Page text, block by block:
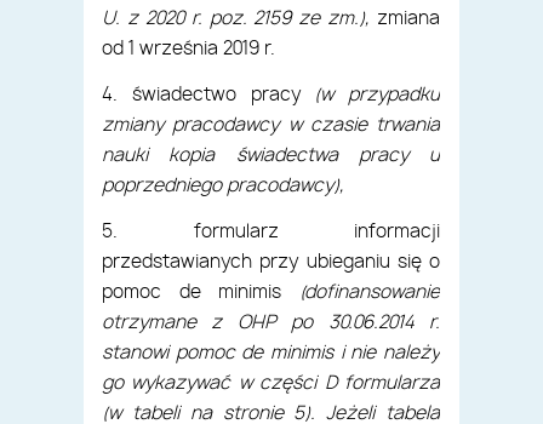
U. z 2020 r. poz. 2159 ze zm.), zmiana
od 1 września 2019 r.
4. świadectwo pracy
(w przypadku
zmiany pracodawcy w czasie trwania
nauki kopia świadectwa pracy u
poprzedniego pracodawcy),
5. formularz informacji
przedstawianych przy ubieganiu się o
pomoc de minimis
(dofinansowanie
otrzymane z OHP po 30.06.2014 r.
stanowi pomoc de minimis i nie należy
go wykazywać w części D formularza
(w tabeli na stronie 5). Jeżeli tabela